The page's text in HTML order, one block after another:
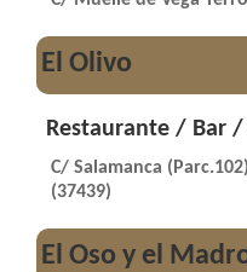
El Olivo
Restaurante / Bar
C/ Salamanca
(37439)
El Oso y el